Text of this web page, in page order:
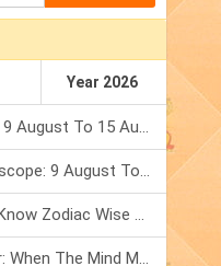
Year 2026
Tarot Weekly Horoscope: 9 August To 15 August, 2026
Numerology Weekly Horoscope: 9 August To 15 August, 2026
Total Solar Eclipse 2026: Know Zodiac Wise Prediction
Mercury Transit In Cancer: When The Mind Meets The Heart!